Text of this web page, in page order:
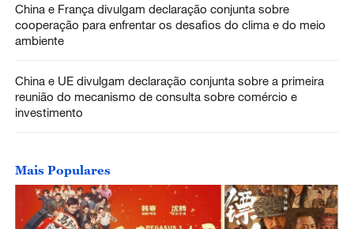
China e França divulgam declaração conjunta sobre
cooperação para enfrentar os desafios do clima e do meio
ambiente
China e UE divulgam declaração conjunta sobre a primeira
reunião do mecanismo de consulta sobre comércio e
investimento
Mais Populares